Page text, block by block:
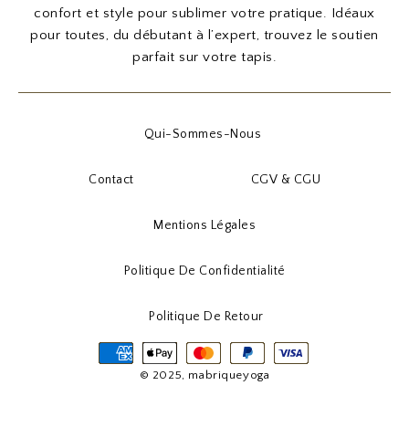
confort et style pour sublimer votre pratique. Idéaux
pour toutes, du débutant à l’expert, trouvez le soutien
parfait sur votre tapis.
Qui-Sommes-Nous
Contact CGV & CGU
Mentions Légales
Politique De Confidentialité
Politique De Retour
© 2025, mabriqueyoga